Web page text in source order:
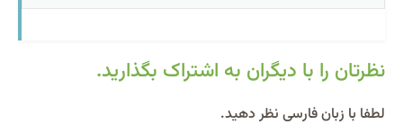
نظرتان را با دیگران به اشتراک بگذارید.
لطفا با زبان فارسی نظر دهید.
Alternative: